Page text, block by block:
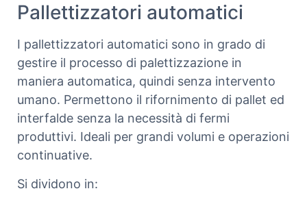
Pallettizzatori automatici
I pallettizzatori automatici sono in grado di
gestire il processo di palettizzazione in
maniera automatica, quindi senza intervento
umano. Permettono il rifornimento di pallet ed
interfalde senza la necessità di fermi
produttivi. Ideali per grandi volumi e operazioni
continuative.
Si dividono in: